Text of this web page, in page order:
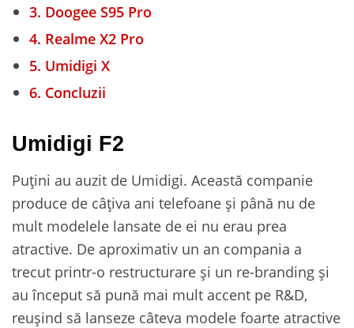
3. Doogee S95 Pro
4. Realme X2 Pro
5. Umidigi X
6. Concluzii
Umidigi F2
Puțini au auzit de Umidigi. Această companie
produce de câțiva ani telefoane și până nu de
mult modelele lansate de ei nu erau prea
atractive. De aproximativ un an compania a
trecut printr-o restructurare și un re-branding și
au început să pună mai mult accent pe R&D,
reușind să lanseze câteva modele foarte atractive